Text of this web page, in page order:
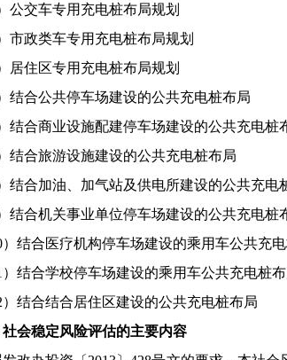
公交车专用充电桩布局规划
市政类车专用充电桩布局规划
居住区专用充电桩布局规划
结合公共停车场建设的公共充电桩布局
结合商业设施配建停车场建设的公共充电桩
结合旅游设施建设的公共充电桩布局
结合加油、加气站及供电所建设的公共充电
结合机关事业单位停车场建设的公共充电桩
）结合医疗机构停车场建设的乘用车公共充
）结合学校停车场建设的乘用车公共充电桩
）结合结合居住区建设的公共充电桩布局
会稳定风险评估的主要内容